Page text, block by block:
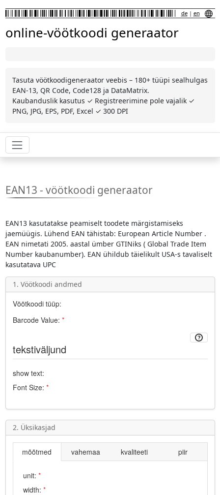
de| en
online-vöötkoodi generaator
Tasuta vöötkoodigeneraator veebis – 180+ tüüpi sealhulgas
EAN-13, QR Code, Code128 ja DataMatrix.
Kaubanduslik kasutus ✓ Registreerimine pole vajalik ✓
PNG, JPG, EPS, PDF, Excel ✓ 300 DPI
EAN13 - vöötkoodi generaator
EAN13kasutatakse peamiselt toodete märgistamiseks
jaemüügis. Lühend EAN tähistab: European Article Number.
EAN nimetati 2005. aastal ümber GTINiks ( Global Trade Item
Numberkaubanumber). EAN ühildub täielikult USA-s tavaliselt
kasutatava UPC
1. Vöötkoodi andmed
Vöötkoodi tüüp:
Barcode Value: *
tekstiväljund
show text:
Font Size: *
2. Üksikasjad
mõõtmed vahemaa kvaliteeti piir
unit: *
width: *